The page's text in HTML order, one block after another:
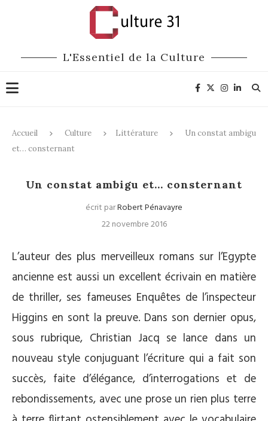
L'Essentiel de la Culture
Accueil Culture Littérature
Un constat ambigu
et… consternant
Un constat ambigu et… consternant
écrit parRobert Pénavayre
22 novembre 2016
L’auteur des plus merveilleux romans sur l’Egypte
ancienne est aussi un excellent écrivain en matière
de thriller, ses fameuses Enquêtes de l’inspecteur
Higgins en sont la preuve. Dans son dernier opus,
sous rubrique, Christian Jacq se lance dans un
nouveau style conjuguant l’écriture qui a fait son
succès, faite d’élégance, d’interrogations et de
rebondissements, avec une prose un rien plus terre